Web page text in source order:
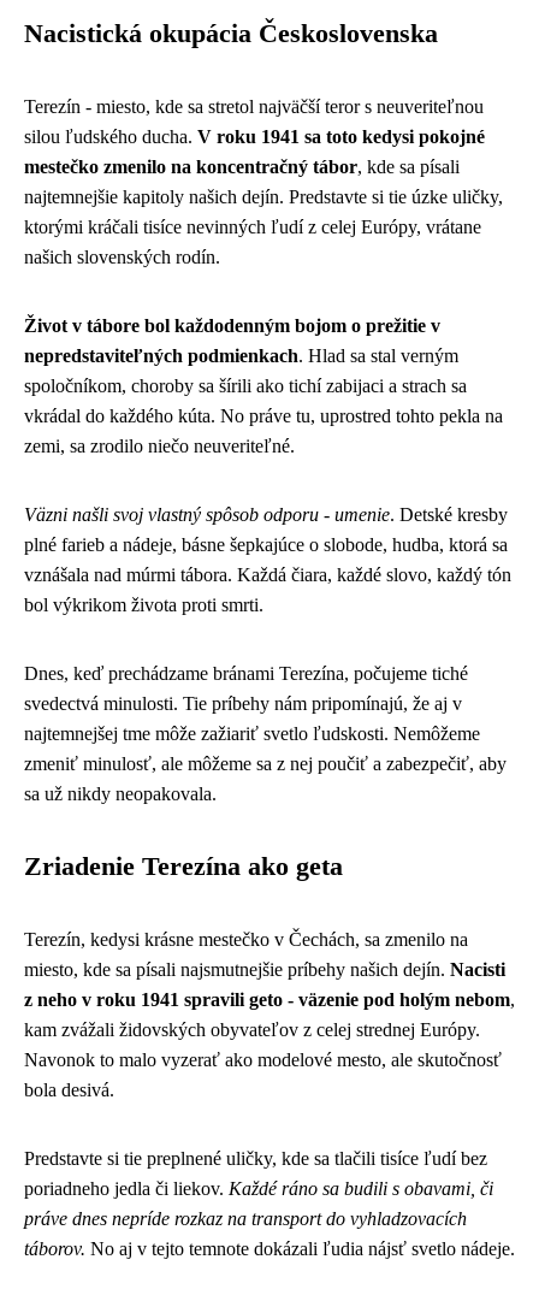
Nacistická okupácia Československa
Terezín - miesto, kde sa stretol najväčší teror s neuveriteľnou
silou ľudského ducha. V roku 1941 sa toto kedysi pokojné
mestečko zmenilo na koncentračný tábor, kde sa písali
najtemnejšie kapitoly našich dejín. Predstavte si tie úzke uličky,
ktorými kráčali tisíce nevinných ľudí z celej Európy, vrátane
našich slovenských rodín.
Život v tábore bol každodenným bojom o prežitie v
nepredstaviteľných podmienkach. Hlad sa stal verným
spoločníkom, choroby sa šírili ako tichí zabijaci a strach sa
vkrádal do každého kúta. No práve tu, uprostred tohto pekla na
zemi, sa zrodilo niečo neuveriteľné.
Väzni našli svoj vlastný spôsob odporu - umenie. Detské kresby
plné farieb a nádeje, básne šepkajúce o slobode, hudba, ktorá sa
vznášala nad múrmi tábora. Každá čiara, každé slovo, každý tón
bol výkrikom života proti smrti.
Dnes, keď prechádzame bránami Terezína, počujeme tiché
svedectvá minulosti. Tie príbehy nám pripomínajú, že aj v
najtemnejšej tme môže zažiariť svetlo ľudskosti. Nemôžeme
zmeniť minulosť, ale môžeme sa z nej poučiť a zabezpečiť, aby
sa už nikdy neopakovala.
Zriadenie Terezína ako geta
Terezín, kedysi krásne mestečko v Čechách, sa zmenilo na
miesto, kde sa písali najsmutnejšie príbehy našich dejín. Nacisti
z neho v roku 1941 spravili geto - väzenie pod holým nebom,
kam zvážali židovských obyvateľov z celej strednej Európy.
Navonok to malo vyzerať ako modelové mesto, ale skutočnosť
bola desivá.
Predstavte si tie preplnené uličky, kde sa tlačili tisíce ľudí bez
poriadneho jedla či liekov. Každé ráno sa budili s obavami, či
práve dnes nepríde rozkaz na transport do vyhladzovacích
táborov. No aj v tejto temnote dokázali ľudia nájsť svetlo nádeje.